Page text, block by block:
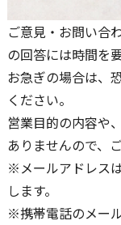
ご意見・お問い合
の回答には時間を
お急ぎの場合は、
ください。
営業目的の内容や
ありませんので、
※メールアドレス
します。
※携帯電話のメー